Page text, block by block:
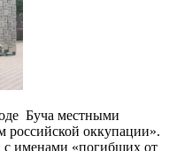
Буча местными
российской оккупации».
с именами «погибших от